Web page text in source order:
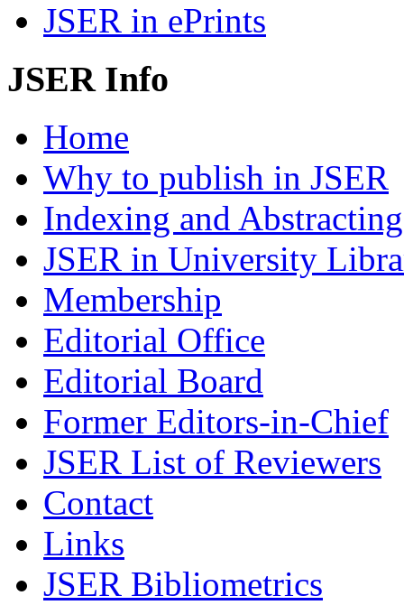
JSER in ePrints
JSER Info
Home
Why to publish in JSER
Indexing and Abstracting
JSER in University
Membership
Editorial Office
Editorial Board
Former Editors-in-Chief
JSER List of Reviewers
Contact
Links
JSER Bibliometrics